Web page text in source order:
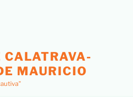
CALATRAVA-
MAURICIO